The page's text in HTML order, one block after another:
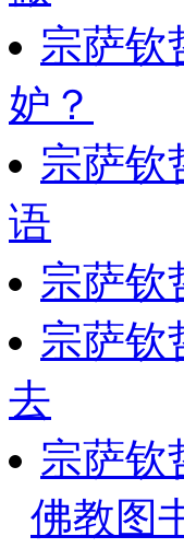
宗萨钦
妒？
宗萨钦
语
宗萨钦
宗萨钦
去
宗萨钦
佛教图